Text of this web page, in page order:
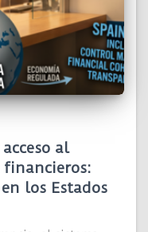
al
financieros:
los Estados